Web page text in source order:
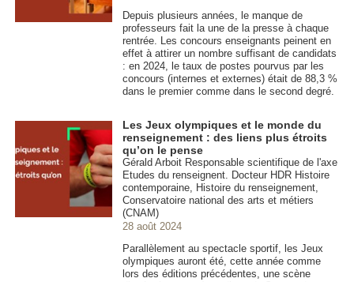
Depuis plusieurs années, le manque de
professeurs fait la une de la presse à chaque
rentrée. Les concours enseignants peinent en
effet à attirer un nombre suffisant de candidats
: en 2024, le taux de postes pourvus par les
concours (internes et externes) était de 88,3 %
dans le premier comme dans le second degré.
Les Jeux olympiques et le monde du
renseignement : des liens plus étroits
qu’on le pense
Gérald Arboit Responsable scientifique de l'axe
Etudes du renseignent. Docteur HDR Histoire
contemporaine, Histoire du renseignement,
Conservatoire national des arts et métiers
(CNAM)
28 août 2024
Parallèlement au spectacle sportif, les Jeux
olympiques auront été, cette année comme
lors des éditions précédentes, une scène